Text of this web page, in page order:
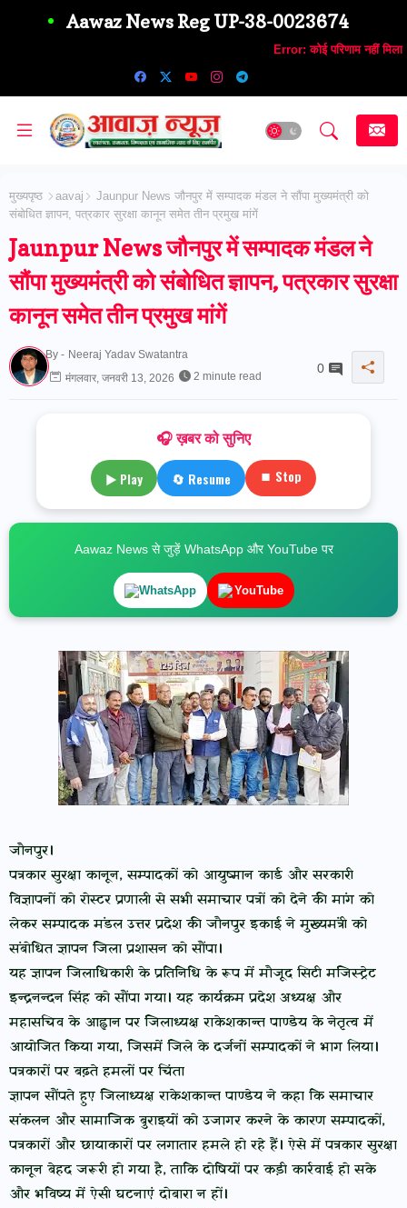
Aawaz News Reg UP-38-0023674
Error: कोई परिणाम नहीं मिला
मुख्यपृष्ठ aavaj
Jaunpur News जौनपुर में सम्पादक मंडल ने सौंपा मुख्यमंत्री को
संबोधित ज्ञापन, पत्रकार सुरक्षा कानून समेत तीन प्रमुख मांगें
Jaunpur News जौनपुर में सम्पादक मंडल ने
सौंपा मुख्यमंत्री को संबोधित ज्ञापन, पत्रकार सुरक्षा
कानून समेत तीन प्रमुख मांगें
By - Neeraj Yadav Swatantra
मंगलवार, जनवरी 13, 2026
2 minute read
0
🎧 ख़बर को सुनिए
▶ Play 🔄 Resume ⏹ Stop
Aawaz News से जुड़ें WhatsApp और YouTube पर
WhatsApp YouTube
जौनपुर।
पत्रकार सुरक्षा कानून, सम्पादकों को आयुष्मान कार्ड और सरकारी
विज्ञापनों को रोस्टर प्रणाली से सभी समाचार पत्रों को देने की मांग को
लेकर सम्पादक मंडल उत्तर प्रदेश की जौनपुर इकाई ने मुख्यमंत्री को
संबोधित ज्ञापन जिला प्रशासन को सौंपा।
यह ज्ञापन जिलाधिकारी के प्रतिनिधि के रूप में मौजूद सिटी मजिस्ट्रेट
इन्द्रनन्दन सिंह को सौंपा गया। यह कार्यक्रम प्रदेश अध्यक्ष और
महासचिव के आह्वान पर जिलाध्यक्ष राकेशकान्त पाण्डेय के नेतृत्व में
आयोजित किया गया, जिसमें जिले के दर्जनों सम्पादकों ने भाग लिया।
पत्रकारों पर बढ़ते हमलों पर चिंता
ज्ञापन सौंपते हुए जिलाध्यक्ष राकेशकान्त पाण्डेय ने कहा कि समाचार
संकलन और सामाजिक बुराइयों को उजागर करने के कारण सम्पादकों,
पत्रकारों और छायाकारों पर लगातार हमले हो रहे हैं। ऐसे में पत्रकार सुरक्षा
कानून बेहद जरूरी हो गया है, ताकि दोषियों पर कड़ी कार्रवाई हो सके
और भविष्य में ऐसी घटनाएं दोबारा न हों।